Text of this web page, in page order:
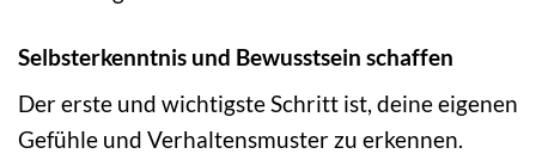
Selbsterkenntnis und Bewusstsein schaffen
Der erste und wichtigste Schritt ist, deine eigenen
Gefühle und Verhaltensmuster zu erkennen.